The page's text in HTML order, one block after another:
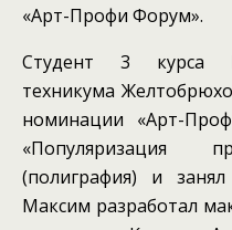
«Арт-Профи Форум».
Студент 3 курса
техникума
номинации «Арт-
«Популяризация
(полиграфия) и
Максим разработал